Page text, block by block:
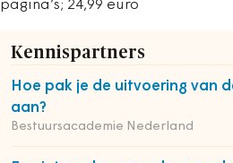
pagina’s; 24,99 euro
Kennispartners
Hoe pak je de uitvoering van
aan?
Bestuursacademie Nederland